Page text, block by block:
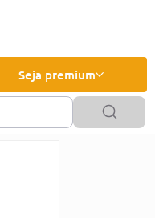
Seja premium